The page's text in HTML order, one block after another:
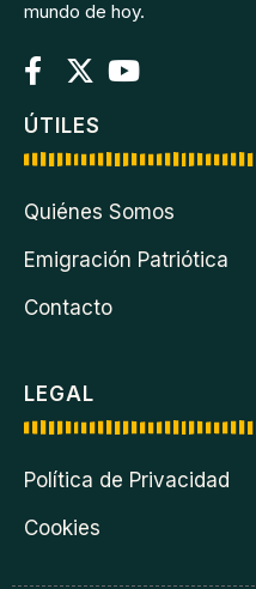
mundo de hoy.
ÚTILES
Quiénes Somos
Emigración Patriótica
Contacto
LEGAL
Política de Privacidad
Cookies